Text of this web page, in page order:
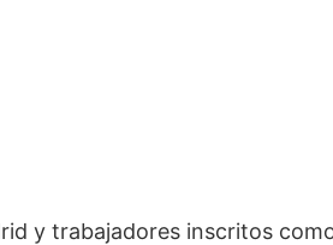
y trabajadores inscritos